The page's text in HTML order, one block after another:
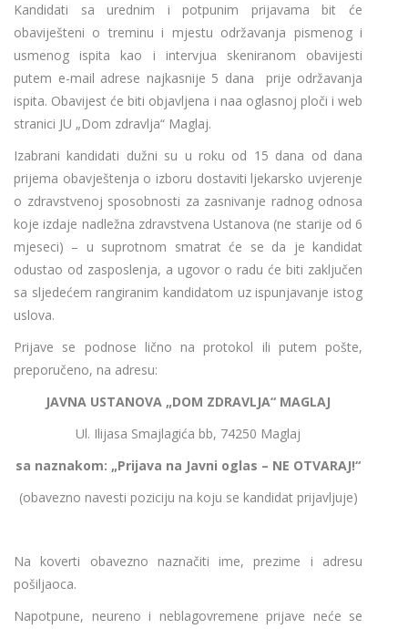
Kandidati sa urednim i potpunim prijavama bit će
obaviješteni o treminu i mjestu održavanja pismenog i
usmenog ispita kao i intervjua skeniranom obavijesti
putem e-mail adrese najkasnije 5 dana prije održavanja
ispita. Obavijest će biti objavljena i naa oglasnoj ploči i web
stranici JU „Dom zdravlja“ Maglaj.
Izabrani kandidati dužni su u roku od 15 dana od dana
prijema obavještenja o izboru dostaviti ljekarsko uvjerenje
o zdravstvenoj sposobnosti za zasnivanje radnog odnosa
koje izdaje nadležna zdravstvena Ustanova (ne starije od 6
mjeseci) – u suprotnom smatrat će se da je kandidat
odustao od zasposlenja, a ugovor o radu će biti zaključen
sa sljedećem rangiranim kandidatom uz ispunjavanje istog
uslova.
Prijave se podnose lično na protokol ili putem pošte,
preporučeno, na adresu:
JAVNA USTANOVA „DOM ZDRAVLJA“ MAGLAJ
Ul. Ilijasa Smajlagića bb, 74250 Maglaj
sa naznakom: „Prijava na Javni oglas – NE OTVARAJ!“
(obavezno navesti poziciju na koju se kandidat prijavljuje)
Na koverti obavezno naznačiti ime, prezime i adresu
pošiljaoca.
Napotpune, neureno i neblagovremene prijave neće se